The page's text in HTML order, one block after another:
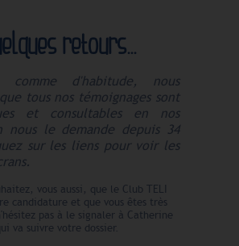
retours...
comme d'habitude, nous
tous nos témoignages sont
et consultables en nos
nous le demande depuis 34
sur les liens pour voir les
vous aussi, que le Club TELI
candidature et que vous êtes très
pas à le signaler à Catherine
va suivre votre dossier.